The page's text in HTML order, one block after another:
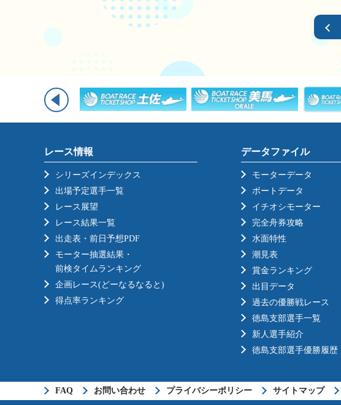
レース情報
シリーズインデックス
出場予定選手一覧
レース展望
レース結果一覧
出走表・前日予想PDF
モーター抽選結果・
前検タイムランキング
企画レース(どーなるなると)
得点率ランキング
データファイル
モーターデータ
ボートデータ
イチオシモーター
完全舟券攻略
水面特性
潮見表
賞金ランキング
出目データ
過去の優勝戦レース
徳島支部選手一覧
新人選手紹介
徳島支部選手優勝履歴
FAQ お問い合わせ プライバシーポリシー サイトマップ